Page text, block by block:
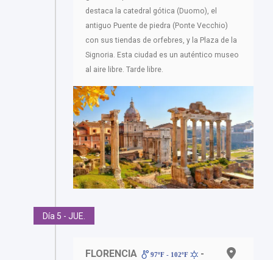
destaca la catedral gótica (Duomo), el
antiguo Puente de piedra (Ponte Vecchio)
con sus tiendas de orfebres, y la Plaza de la
Signoria. Esta ciudad es un auténtico museo
al aire libre. Tarde libre.
Día 5 - JUE.
FLORENCIA 97ºF - 102ºF
-